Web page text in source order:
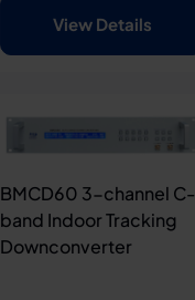
View Details
BMCD60 3-channel C-
band Indoor Tracking
Downconverter